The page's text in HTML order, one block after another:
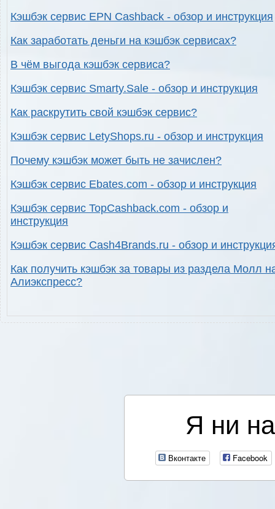
Кэшбэк сервис EPN Cashback - обзор и инструкция
Как заработать деньги на кэшбэк сервисах?
В чём выгода кэшбэк сервиса?
Кэшбэк сервис Smarty.Sale - обзор и инструкция
Как раскрутить свой кэшбэк сервис?
Кэшбэк сервис LetyShops.ru - обзор и инструкция
Почему кэшбэк может быть не зачислен?
Кэшбэк сервис Ebates.com - обзор и инструкция
Кэшбэк сервис TopCashback.com - обзор и
инструкция
Кэшбэк сервис Cash4Brands.ru - обзор и
Как получить кэшбэк за товары из раздела Молл
Алиэкспресс?
Я ни
Вконтакте Facebook